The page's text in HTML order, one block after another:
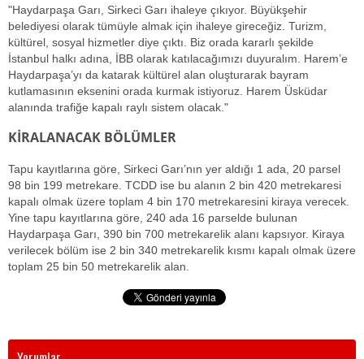
"Haydarpaşa Garı, Sirkeci Garı ihaleye çıkıyor. Büyükşehir
belediyesi olarak tümüyle almak için ihaleye gireceğiz. Turizm,
kültürel, sosyal hizmetler diye çıktı. Biz orada kararlı şekilde
İstanbul halkı adına, İBB olarak katılacağımızı duyuralım. Harem’e
Haydarpaşa’yı da katarak kültürel alan oluşturarak bayram
kutlamasının eksenini orada kurmak istiyoruz. Harem Üsküdar
alanında trafiğe kapalı raylı sistem olacak."
KİRALANACAK BÖLÜMLER
Tapu kayıtlarına göre, Sirkeci Garı’nın yer aldığı 1 ada, 20 parsel
98 bin 199 metrekare. TCDD ise bu alanın 2 bin 420 metrekaresi
kapalı olmak üzere toplam 4 bin 170 metrekaresini kiraya verecek.
Yine tapu kayıtlarına göre, 240 ada 16 parselde bulunan
Haydarpaşa Garı, 390 bin 700 metrekarelik alanı kapsıyor. Kiraya
verilecek bölüm ise 2 bin 340 metrekarelik kısmı kapalı olmak üzere
toplam 25 bin 50 metrekarelik alan.